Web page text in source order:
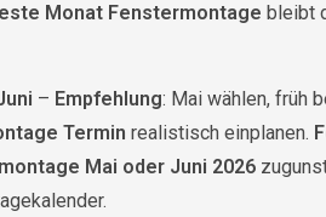
Monat Fenstermontage bleibt
– Empfehlung: Mai wählen, früh
Termin realistisch einplanen.
Mai oder Juni 2026